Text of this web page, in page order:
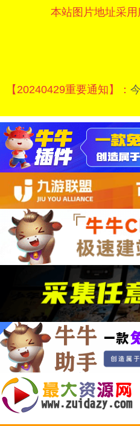
本站图片地址采
【20240429重要通知】：